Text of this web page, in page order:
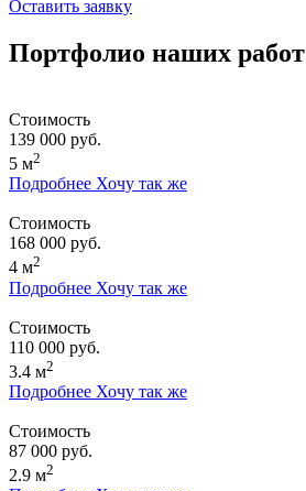
Оставить заявку
Портфолио наших работ
Стоимость
139 000 руб.
5 м2
Подробнее Хочу так же
Стоимость
168 000 руб.
4 м2
Подробнее Хочу так же
Стоимость
110 000 руб.
3.4 м2
Подробнее Хочу так же
Стоимость
87 000 руб.
2.9 м2